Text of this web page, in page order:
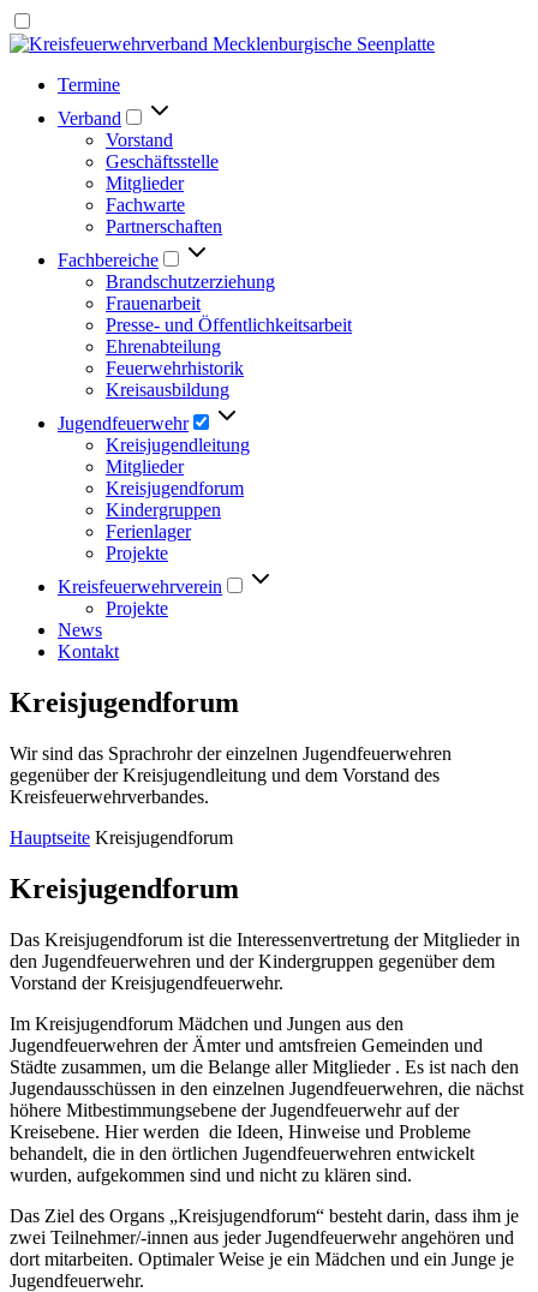
Termine
Verband
Vorstand
Geschäftsstelle
Mitglieder
Fachwarte
Partnerschaften
Fachbereiche
Brandschutzerziehung
Frauenarbeit
Presse- und Öffentlichkeitsarbeit
Ehrenabteilung
Feuerwehrhistorik
Kreisausbildung
Jugendfeuerwehr
Kreisjugendleitung
Mitglieder
Kreisjugendforum
Kindergruppen
Ferienlager
Projekte
Kreisfeuerwehrverein
Projekte
News
Kontakt
Kreisjugendforum
Wir sind das Sprachrohr der einzelnen Jugendfeuerwehren
gegenüber der Kreisjugendleitung und dem Vorstand des
Kreisfeuerwehrverbandes.
Hauptseite Kreisjugendforum
Kreisjugendforum
Das Kreisjugendforum ist die Interessenvertretung der Mitglieder in
den Jugendfeuerwehren und der Kindergruppen gegenüber dem
Vorstand der Kreisjugendfeuerwehr.
Im Kreisjugendforum Mädchen und Jungen aus den
Jugendfeuerwehren der Ämter und amtsfreien Gemeinden und
Städte zusammen, um die Belange aller Mitglieder . Es ist nach den
Jugendausschüssen in den einzelnen Jugendfeuerwehren, die nächst
höhere Mitbestimmungsebene der Jugendfeuerwehr auf der
Kreisebene. Hier werden die Ideen, Hinweise und Probleme
behandelt, die in den örtlichen Jugendfeuerwehren entwickelt
wurden, aufgekommen sind und nicht zu klären sind.
Das Ziel des Organs „Kreisjugendforum“ besteht darin, dass ihm je
zwei Teilnehmer/-innen aus jeder Jugendfeuerwehr angehören und
dort mitarbeiten. Optimaler Weise je ein Mädchen und ein Junge je
Jugendfeuerwehr.